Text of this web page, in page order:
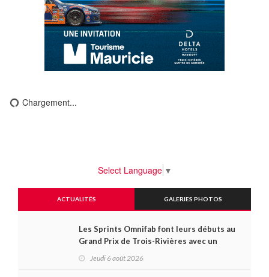
Chargement...
Select Language ▼
ACTUALITÉS GALERIES PHOTOS
Les Sprints Omnifab font leurs débuts au
Grand Prix de Trois-Rivières avec un
Jeudi 6 août 2026